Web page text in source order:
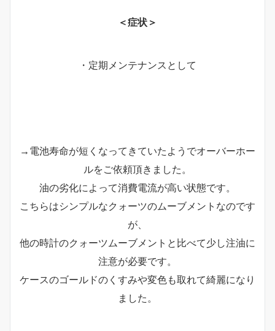
＜症状＞
・定期メンテナンスとして
→電池寿命が短くなってきていたようでオーバーホー
ルをご依頼頂きました。
油の劣化によって消費電流が高い状態です。
こちらはシンプルなクォーツのムーブメントなのです
が、
他の時計のクォーツムーブメントと比べて少し注油に
注意が必要です。
ケースのゴールドのくすみや変色も取れて綺麗になり
ました。